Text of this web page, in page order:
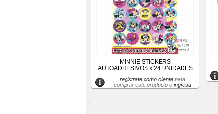
MINNIE STICKERS
AUTOADHESIVOS x 24 UNIDADES
registrate como clientepara
comprar este producto o ingresa